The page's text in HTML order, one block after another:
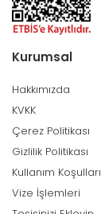
Kurumsal
Hakkımızda
KVKK
Çerez Politikası
Gizlilik Politikası
Kullanım Koşulları
Vize İşlemleri